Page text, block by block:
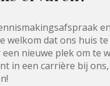
welkom dat ons huis
nieuwe plek om te
in een carrière bij